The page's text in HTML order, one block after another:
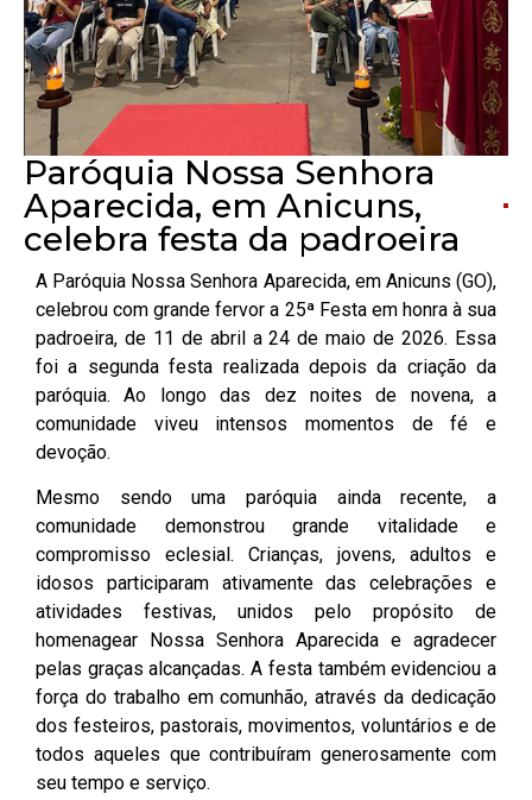
Paróquia Nossa Senhora
Aparecida, em Anicuns,
celebra festa da padroeira
A Paróquia Nossa Senhora Aparecida, em Anicuns (GO),
celebrou com grande fervor a 25ª Festa em honra à sua
padroeira, de 11 de abril a 24 de maio de 2026. Essa
foi a segunda festa realizada depois da criação da
paróquia. Ao longo das dez noites de novena, a
comunidade viveu intensos momentos de fé e
devoção.
Mesmo sendo uma paróquia ainda recente, a
comunidade demonstrou grande vitalidade e
compromisso eclesial. Crianças, jovens, adultos e
idosos participaram ativamente das celebrações e
atividades festivas, unidos pelo propósito de
homenagear Nossa Senhora Aparecida e agradecer
pelas graças alcançadas. A festa também evidenciou a
força do trabalho em comunhão, através da dedicação
dos festeiros, pastorais, movimentos, voluntários e de
todos aqueles que contribuíram generosamente com
seu tempo e serviço.